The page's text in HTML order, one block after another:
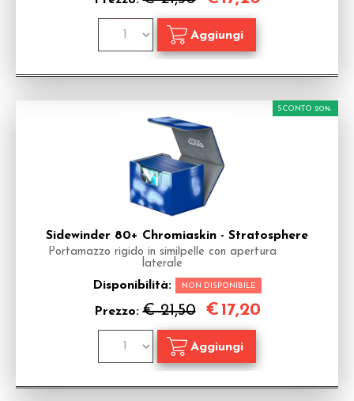
Sidewinder 80+ Chromiaskin - Stratosphere
Portamazzo rigido in similpelle con apertura
laterale
Disponibilità: NON DISPONIBILE
Prezzo:€ 21,50
SCONTO 20%
€17,20